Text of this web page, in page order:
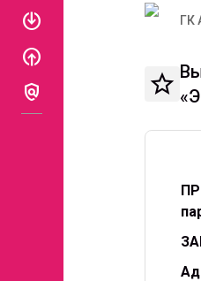
enable
enable
policy
ГК
star_border